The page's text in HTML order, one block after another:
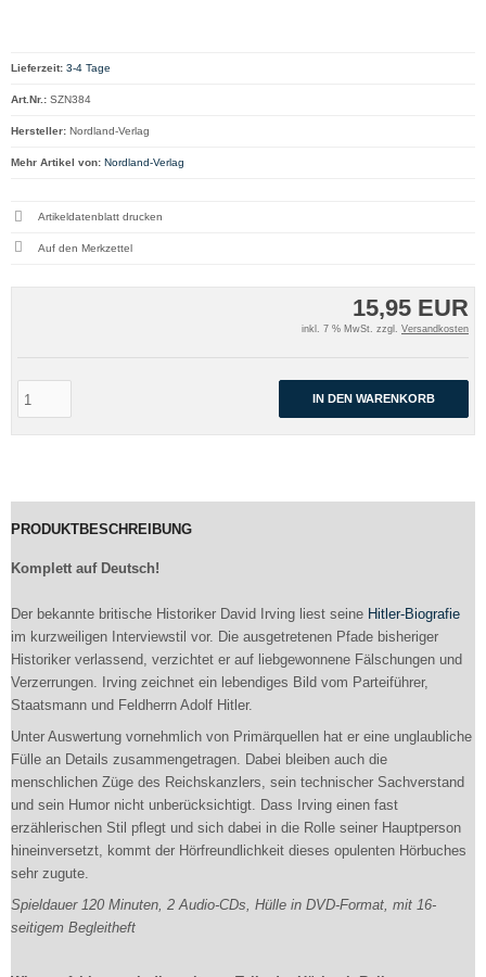
15,95 EUR
inkl. 7 % MwSt. zzgl. Versandkosten
IN DEN WARENKORB
Lieferzeit: 3-4 Tage
Art.Nr.: SZN384
Hersteller: Nordland-Verlag
Mehr Artikel von: Nordland-Verlag
Artikeldatenblatt drucken
PRODUKTBESCHREIBUNG
Komplett auf Deutsch!
Der bekannte britische Historiker David Irving liest seine Hitler-Biografie
im kurzweiligen Interviewstil vor. Die ausgetretenen Pfade bisheriger
Historiker verlassend, verzichtet er auf liebgewonnene Fälschungen und
Verzerrungen. Irving zeichnet ein lebendiges Bild vom Parteiführer,
Staatsmann und Feldherrn Adolf Hitler.
Unter Auswertung vornehmlich von Primärquellen hat er eine unglaubliche
Fülle an Details zusammengetragen. Dabei bleiben auch die
menschlichen Züge des Reichskanzlers, sein technischer Sachverstand
und sein Humor nicht unberücksichtigt. Dass Irving einen fast
erzählerischen Stil pflegt und sich dabei in die Rolle seiner Hauptperson
hineinversetzt, kommt der Hörfreundlichkeit dieses opulenten Hörbuches
sehr zugute.
Spieldauer 120 Minuten, 2 Audio-CDs, Hülle in DVD-Format, mit 16-
seitigem Begleitheft